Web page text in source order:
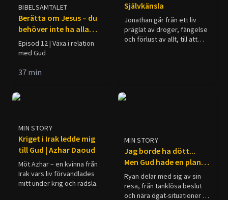
BIBELSAMTALET
Berätta om Jesus – du
behöver inte ha alla
svar
Episod 12 | Växa i relation
med Gud
37 min
Självkänsla
Jonathan går från ett liv
präglat av droger, fängelse
och förlust av allt, till att
MIN STORY
Kriget i Irak ledde mig
till Gud | Azhar Daoud
Möt Azhar – en kvinna från
Irak vars liv förvandlades
mitt under krig och rädsla.
MIN STORY
Jag borde ha dött...
Men Gud hade en plan |
Ryan Mitchell
Ryan delar med sig av sin
resa, från tanklösa beslut
och nära ögat-situationer till